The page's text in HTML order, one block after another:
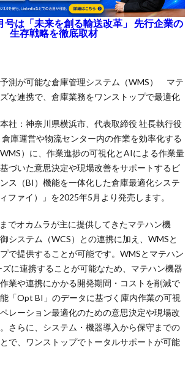
号は「未来を創る輸送改革」 先行企業の
生存戦略を徹底取材
測が可能な倉庫管理システム（WMS） マテ
な連携で、倉庫業務をワンストップで最適化
社：神奈川県横浜市、代表取締役 社長執行役
庫運営や物流センター内の作業を効率化する
）に、作業進捗の可視化とAIによる作業量
づいた意思決定や現場改善をサポートするビ
ス（BI）機能を一体化した倉庫最適化システ
ファイ）」を2025年5月より発売します。
でオカムラが主に提供してきたマテハン機
システム（WCS）との連携に加え、WMSと
で提供することが可能です。WMSとマテハン
に連携することが可能なため、マテハン機器
業や連携にかかる開発期間・コストを削減で
「Opt BI」のデータに基づく庫内作業の可視
レーション最適化のための意思決定や現場改
さらに、システム・機器導入から保守までの
で、ワンストップでトータルサポートが可能